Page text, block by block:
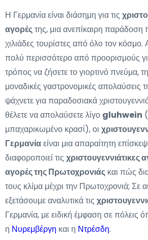
Η Γερμανία είναι διάσημη για τις
αγορέςτης, μια ανεπίκαιρη παράδοση
χιλιάδες τουρίστες από όλο τον κόσμο.
πολύ περισσότερο από προορισμούς
τρόπος να ζήσετε το γιορτινό πνεύμα,
μοναδικές γαστρονομικές απολαύσεις
ψάχνετε για παραδοσιακά
θέλετε να απολαύσετε λίγο gluhwein
μπαχαρικωμένο κρασί), οι
Γερμανίαείναι μια απαραίτητη
διαφοροποιεί τις χριστουγεννιάτικες
αγορές της Πρωτοχρονιάς και πώς
τους κλίμα μέχρι την Πρωτοχρονιά; Σε
εξετάσουμε αναλυτικά τις
Γερμανία, με ειδική έμφαση σε πόλεις
η Νυρεμβέργη και η Ντρέσδη.